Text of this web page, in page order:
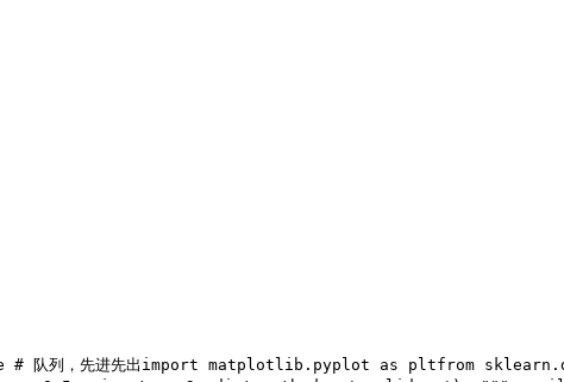
# 队列，先进先出 import matplotlib.pyplot as pltfrom